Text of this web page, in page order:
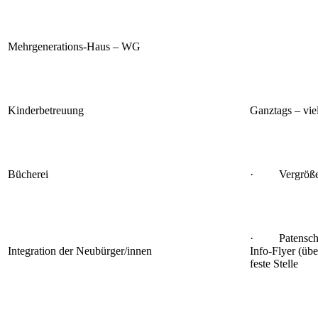
Mehrgenerations-Haus – WG
Kinderbetreuung Ganztags –
Bücherei ·
Integration der Neubürger/innen
·
Info-Flyer
feste Stelle